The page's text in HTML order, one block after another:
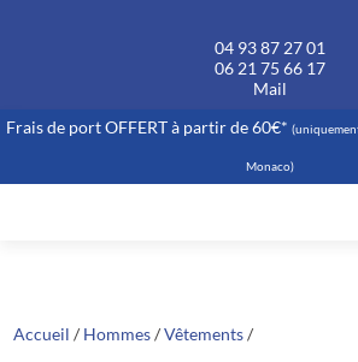
04 93 87 27 01
06 21 75 66 17
Mail
Frais de port OFFERT à partir de 60€*
Monaco)
Accueil / Hommes/Vêtements/